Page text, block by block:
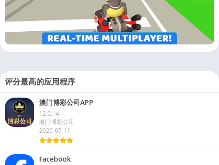
评分最高的应用程序
澳门博彩公司APP
12.0.14
澳门博彩公司
2025-07-11
Facebook